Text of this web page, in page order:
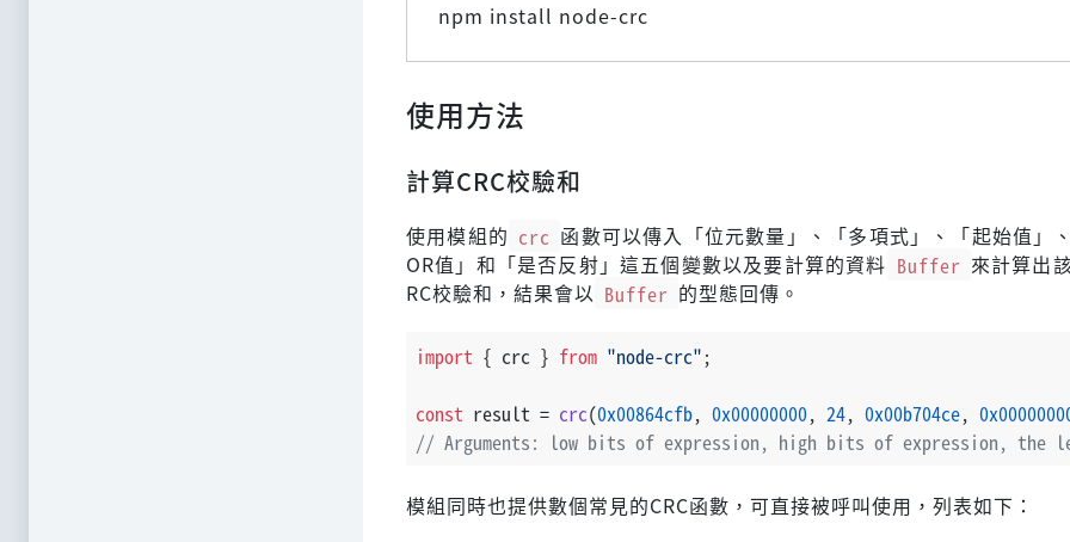
npm install node-crc
使用方法
計算CRC校驗和
使用模組的 crc 函數可以傳入「位元數量」、「多項式」、「起始值」
OR值」和「是否反射」這五個變數以及要計算的資料 Buffer 來計算出
RC校驗和，結果會以 Buffer 的型態回傳。
import { crc } from "node-crc";
const result = crc(0x00864cfb, 0x00000000, 24, 0x00b704ce,
// Arguments: low bits of expression, high bits of expression,
模組同時也提供數個常見的CRC函數，可直接被呼叫使用，列表如下：